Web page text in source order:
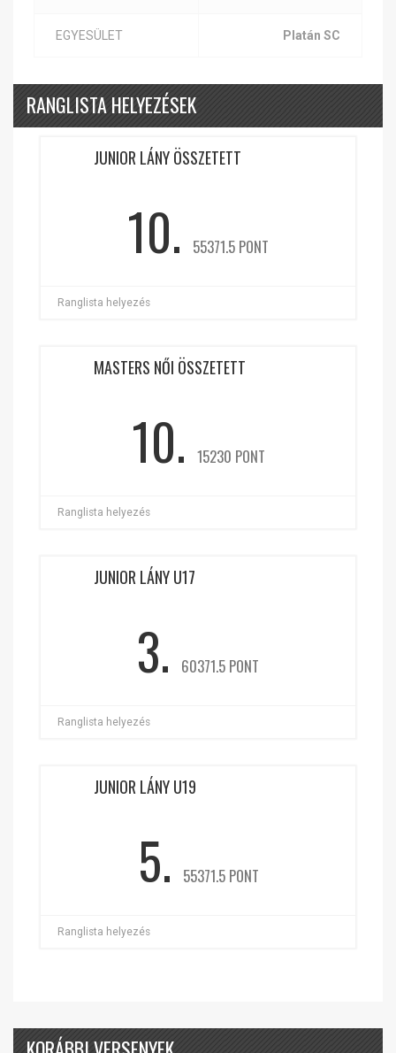
EGYESÜLET Platán SC
RANGLISTA HELYEZÉSEK
JUNIOR LÁNY ÖSSZETETT
10. 55371.5 PONT
Ranglista helyezés
MASTERS NŐI ÖSSZETETT
10. 15230 PONT
Ranglista helyezés
JUNIOR LÁNY U17
3. 60371.5 PONT
Ranglista helyezés
JUNIOR LÁNY U19
5. 55371.5 PONT
Ranglista helyezés